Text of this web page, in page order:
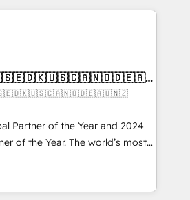
companies need to
Services - Managed IT (MSP) -
implementations and portal
migrations, CRM architecture,
✔️ Custom integrations
✔️ User adoption
Through project-
organizations through the
- delivering the right
Partner of the Year and 2024
of the Year. The world’s most
across EMEA, APAC and NAM,